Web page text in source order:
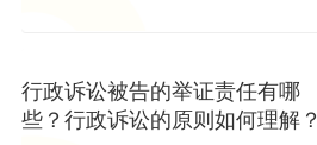
行政诉讼被告的举证责任有哪
些？行政诉讼的原则如何理解？